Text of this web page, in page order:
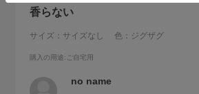
香らない
サイズ：サイズなし 色：ジグザグ
購入の用途:ご自宅用
no name